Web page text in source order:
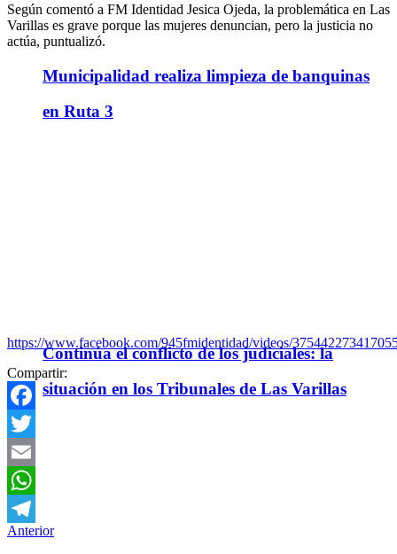
Municipalidad realiza limpieza de banquinas
en Ruta 3
Continúa el conflicto de los judiciales: la
situación en los Tribunales de Las Varillas
Según comentó a FM Identidad Jesica Ojeda, la problemática en Las
Varillas es grave porque las mujeres denuncian, pero la justicia no
actúa, puntualizó.
https://www.facebook.com/945fmidentidad/videos/
Compartir:
Facebook
Twitter
Email
WhatsApp
Telegram
Anterior